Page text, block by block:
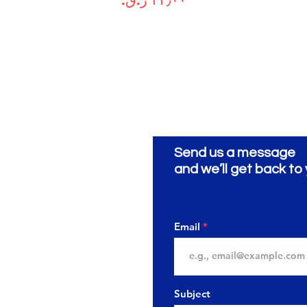
Send us a message
and we’ll get back to
Email
Subject